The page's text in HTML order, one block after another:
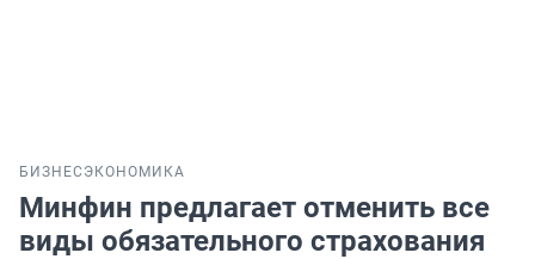
БИЗНЕС ЭКОНОМИКА
Минфин предлагает отменить все
виды обязательного страхования